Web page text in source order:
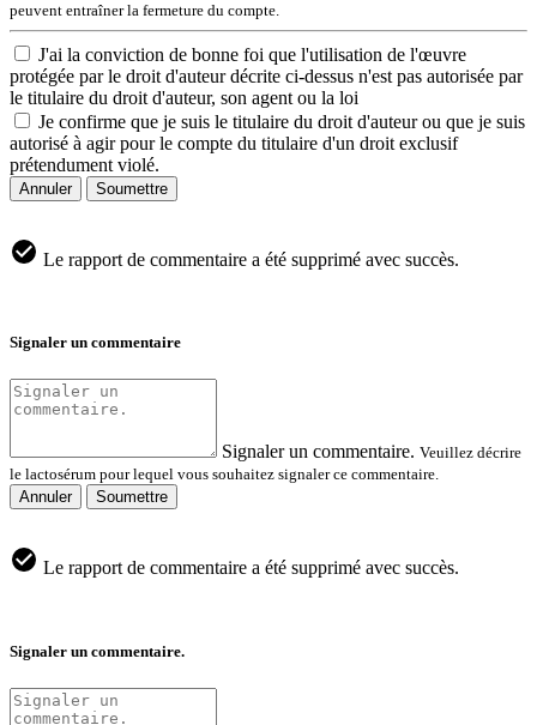
peuvent entraîner la fermeture du compte.
J'ai la conviction de bonne foi que l'utilisation de l'œuvre
protégée par le droit d'auteur décrite ci-dessus n'est pas autorisée par
le titulaire du droit d'auteur, son agent ou la loi
Je confirme que je suis le titulaire du droit d'auteur ou que je suis
autorisé à agir pour le compte du titulaire d'un droit exclusif
prétendument violé.
Annuler Soumettre
Le rapport de commentaire a été supprimé avec succès.
Signaler un commentaire
Signaler un commentaire. Veuillez décrire
le lactosérum pour lequel vous souhaitez signaler ce commentaire.
Annuler
Soumettre
Le rapport de commentaire a été supprimé avec succès.
Signaler un commentaire.